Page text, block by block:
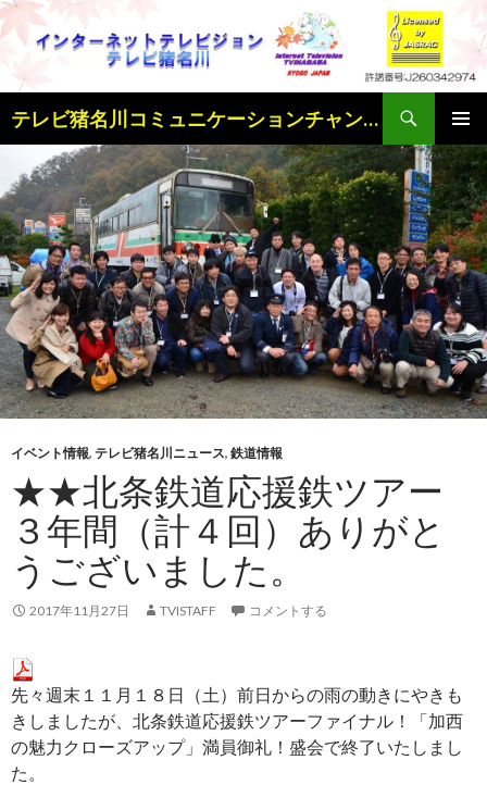
テレビ猪名川コミュニケーションチャンネル
索
メインメ
ニュー
テ
ン
ツ
へ
ス
キ
ッ
プ
イベント情報, テレビ猪名川ニュース, 鉄道情報
★★北条鉄道応援鉄ツアー
３年間（計４回）ありがと
うございました。
2017年11月27日 TVISTAFF コメントする
先々週末１１月１８日（土）前日からの雨の動きにやきも
きしましたが、北条鉄道応援鉄ツアーファイナル！「加西
の魅力クローズアップ」満員御礼！盛会で終了いたしまし
た。